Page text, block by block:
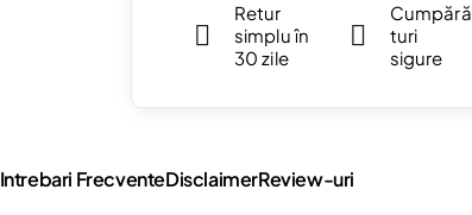
Retur
simplu în
30 zile
Cumpără
turi
sigure
Intrebari FrecventeDisclaimerReview-uri